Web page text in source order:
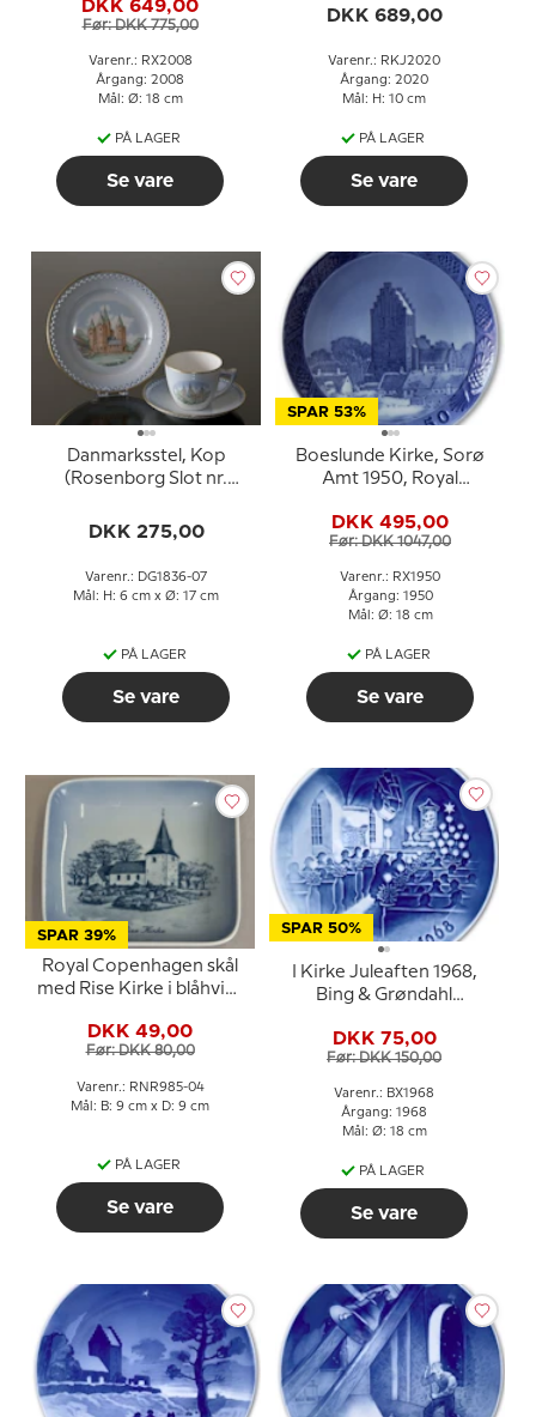
DKK 649,00
Før: DKK 775,00
Varenr.: RX2008
Årgang: 2008
Mål: Ø: 18 cm
PÅ LAGER
Se vare
DKK 689,00
Varenr.: RKJ2020
Årgang: 2020
Mål: H: 10 cm
PÅ LAGER
Se vare
Danmarksstel, Kop
(Rosenborg Slot nr.
(Kalundborg Domkirke
Grøndahl
DKK 275,00
Varenr.: DG1836-07
Mål: H: 6 cm x Ø: 17 cm
PÅ LAGER
Se vare
SPAR 53%
Boeslunde Kirke, Sorø
Amt 1950, Royal
DKK 495,00
Før: DKK 1047,00
Varenr.: RX1950
Årgang: 1950
Mål: Ø: 18 cm
PÅ LAGER
Se vare
SPAR 39%
Royal Copenhagen skål
med Rise Kirke i blåhvidt
DKK 49,00
Før: DKK 80,00
Varenr.: RNR985-04
Mål: B: 9 cm x D: 9 cm
PÅ LAGER
Se vare
SPAR 50%
I Kirke Juleaften 1968,
Bing & Grøndahl
DKK 75,00
Før: DKK 150,00
Varenr.: BX1968
Årgang: 1968
Mål: Ø: 18 cm
PÅ LAGER
Se vare